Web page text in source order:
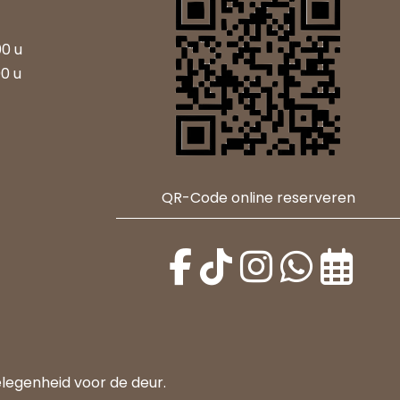
u
u
QR-Code online reserveren
voor de deur.